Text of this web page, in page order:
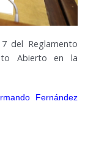
del Reglamento
Abierto en la
Fernández